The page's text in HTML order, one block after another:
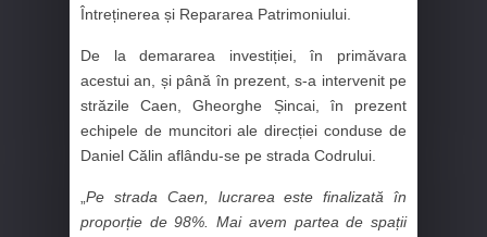
Întreținerea și Repararea Patrimoniului.
De la demararea investiției, în primăvara
acestui an, și până în prezent, s-a intervenit pe
străzile Caen, Gheorghe Șincai, în prezent
echipele de muncitori ale direcției conduse de
Daniel Călin aflându-se pe strada Codrului.
„Pe strada Caen, lucrarea este finalizată în
proporție de 98%. Mai avem partea de spații